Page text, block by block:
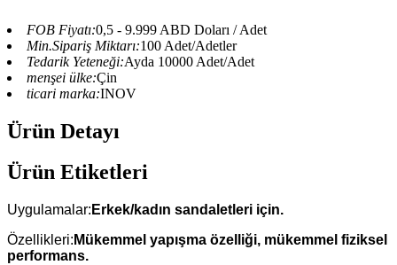
FOB Fiyatı:0,5 - 9.999 ABD Doları / Adet
Min.Sipariş Miktarı:100 Adet/Adetler
Tedarik Yeteneği:Ayda 10000 Adet/Adet
menşei ülke:Çin
ticari marka:INOV
Ürün Detayı
Ürün Etiketleri
Uygulamalar: Erkek/kadın sandaletleri için.
Özellikleri: Mükemmel yapışma özelliği, mükemmel fiziksel
performans.